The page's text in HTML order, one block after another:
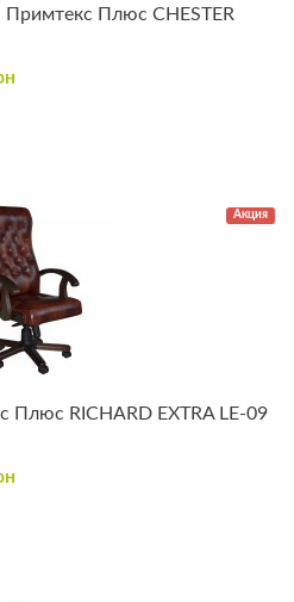
Примтекс Плюс CHESTER
Акция
Плюс RICHARD EXTRA LE-09